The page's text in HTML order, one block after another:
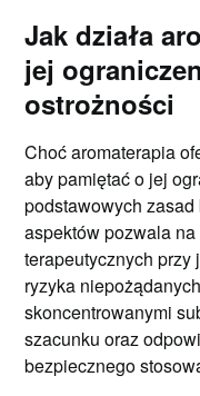
Jak działa
jej
ostrożności
Choć aromaterapia
aby pamiętać o jej
podstawowych
aspektów pozwala
terapeutycznych
ryzyka
skoncentrowanymi
szacunku oraz
bezpiecznego